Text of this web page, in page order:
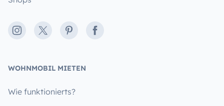
Instagram
X PinterestFacebook
WOHNMOBIL MIETEN
Wie funktionierts?